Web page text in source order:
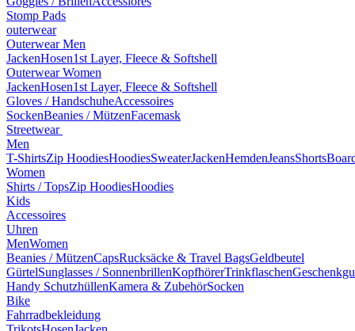
Stomp Pads
outerwear
Outerwear Men
JackenHosen1st Layer, Fleece & Softshell
Outerwear Women
JackenHosen1st Layer, Fleece & Softshell
Gloves / HandschuheAccessoires
SockenBeanies / MützenFacemask
Streetwear
Men
T-ShirtsZip HoodiesHoodiesSweaterJackenHemdenJeansShorts
Women
Shirts / TopsZip HoodiesHoodies
Kids
Accessoires
Uhren
MenWomen
Beanies / MützenCapsRucksäcke & Travel BagsGeldbeutel
GürtelSunglasses / SonnenbrillenKopfhörerTrinkflaschen
Handy SchutzhüllenKamera & ZubehörSocken
Bike
Fahrradbekleidung